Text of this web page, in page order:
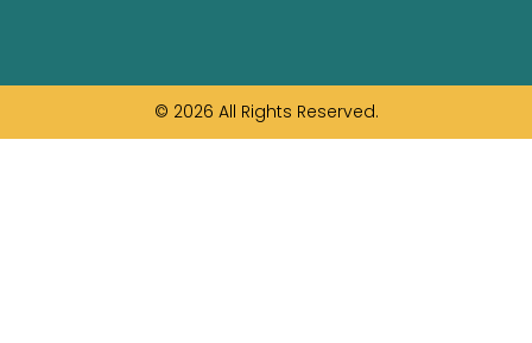
© 2026 All Rights Reserved.